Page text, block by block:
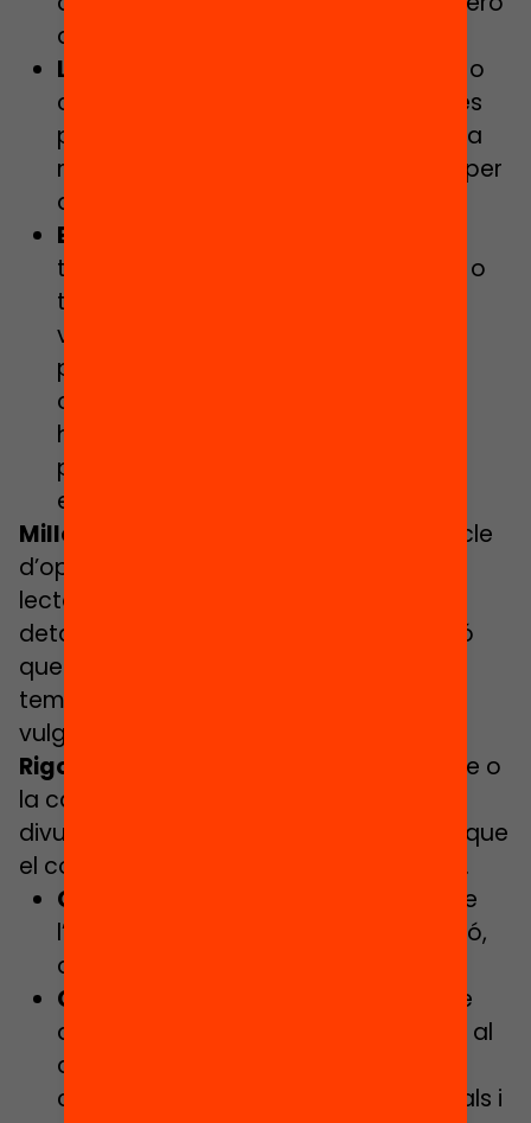
que interpel·li al lector.
La realitat del municipi:
als articles o
cartes al director de mitjans locals és
preferible que prioritzis la perspectiva
municipal, així serà més interessant per
als lectors del mitjà.
Experiència personal:
t’interessa aquest tema? Has tingut o
tens alguna experiència pròpia o
vinculació personal amb la
problemàtica? Les persones
connectem molt més amb aquelles
històries viscudes i explicades en
primera persona, així que, si en tens,
explica-les!
Millor poc però clar:
l’objectiu d’un article
d’opinió o carta al director no és que el
lector conegui en profunditat tots els
detalls sobre la segregació escolar, sinó
que tingui un primer contacte amb el
tema, entengui per què és rellevant i en
vulgui saber més.
Rigorós, però no tècnic:
l’estil de l’article o
la carta ha de ser preferiblement
divulgatiu, sense moltes dades ni xifres que
el converteixi en un escrit massa tècnic.
Crida a l’acció:
és recomanable que
l’article acabi amb una crida a l’acció,
que aquells lectors que
Comparteix-lo!
Has escrit un article
d’opinió a un mitjà local o una carta al
director o directora? No oblidis de
compartir-lo a les teves xarxes socials i